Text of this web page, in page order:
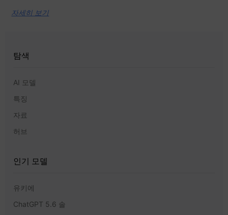
자세히 보기
탐색
AI 모델
특징
자료
허브
인기 모델
유키에
ChatGPT 5.6 솔